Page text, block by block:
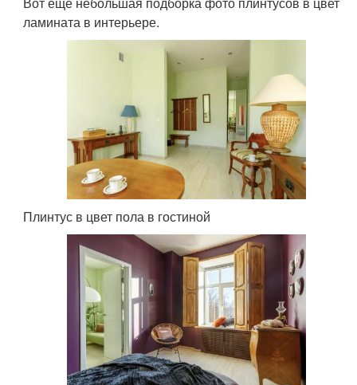
ламината в интерьере.
Плинтус в цвет пола в гостиной